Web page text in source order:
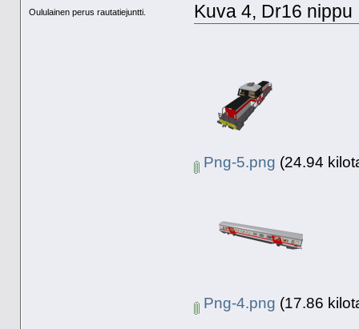
Oululainen perus rautatiejuntti.
Kuva 4, Dr16 nippu
Png-5.png (24.94
Png-4.png (17.86